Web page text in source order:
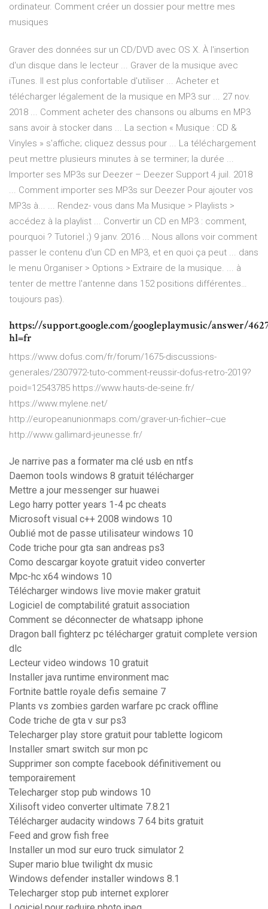
ordinateur. Comment créer un dossier pour mettre mes
musiques
Graver des données sur un CD/DVD avec OS X. À l'insertion
d'un disque dans le lecteur ... Graver de la musique avec
iTunes. Il est plus confortable d'utiliser ... Acheter et
télécharger légalement de la musique en MP3 sur ... 27 nov.
2018 ... Comment acheter des chansons ou albums en MP3
sans avoir à stocker dans ... La section « Musique : CD &
Vinyles » s'affiche; cliquez dessus pour ... La téléchargement
peut mettre plusieurs minutes à se terminer; la durée ...
Importer ses MP3s sur Deezer – Deezer Support 4 juil. 2018
... Comment importer ses MP3s sur Deezer Pour ajouter vos
MP3s à... ... Rendez- vous dans Ma Musique > Playlists >
accédez à la playlist ... Convertir un CD en MP3 : comment,
pourquoi ? Tutoriel ;) 9 janv. 2016 ... Nous allons voir comment
passer le contenu d'un CD en MP3, et en quoi ça peut ... dans
le menu Organiser > Options > Extraire de la musique. ... à
tenter de mettre l'antenne dans 152 positions différentes…
toujours pas).
https://support.google.com/googleplaymusic/answer/
hl=fr
https://www.dofus.com/fr/forum/1675-discussions-
generales/2307972-tuto-comment-reussir-dofus-retro-2019?
poid=12543785 https://www.hauts-de-seine.fr/
https://www.mylene.net/
http://europeanunionmaps.com/graver-un-fichier--cue
http://www.gallimard-jeunesse.fr/
Je narrive pas a formater ma clé usb en ntfs
Daemon tools windows 8 gratuit télécharger
Mettre a jour messenger sur huawei
Lego harry potter years 1-4 pc cheats
Microsoft visual c++ 2008 windows 10
Oublié mot de passe utilisateur windows 10
Code triche pour gta san andreas ps3
Como descargar koyote gratuit video converter
Mpc-hc x64 windows 10
Télécharger windows live movie maker gratuit
Logiciel de comptabilité gratuit association
Comment se déconnecter de whatsapp iphone
Dragon ball fighterz pc télécharger gratuit complete version
dlc
Lecteur video windows 10 gratuit
Installer java runtime environment mac
Fortnite battle royale defis semaine 7
Plants vs zombies garden warfare pc crack offline
Code triche de gta v sur ps3
Telecharger play store gratuit pour tablette logicom
Installer smart switch sur mon pc
Supprimer son compte facebook définitivement ou
temporairement
Telecharger stop pub windows 10
Xilisoft video converter ultimate 7.8.21
Télécharger audacity windows 7 64 bits gratuit
Feed and grow fish free
Installer un mod sur euro truck simulator 2
Super mario blue twilight dx music
Windows defender installer windows 8.1
Telecharger stop pub internet explorer